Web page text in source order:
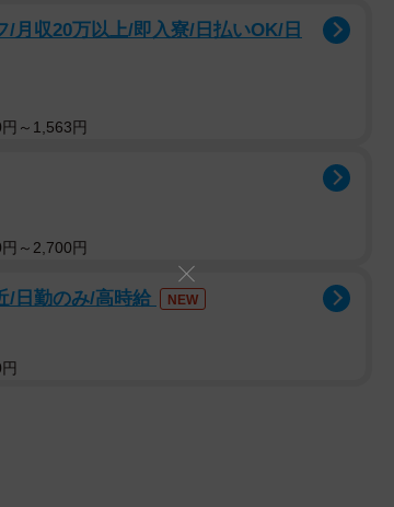
/月収20万以上/即入寮/日払いOK/日
～1,563円
～2,700円
/日勤のみ/高時給 NEW